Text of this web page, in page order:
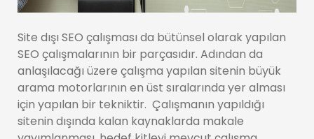
Site dışı SEO çalışması da bütünsel olarak yapılan
SEO çalışmalarının bir parçasıdır. Adından da
anlaşılacağı üzere çalışma yapılan sitenin büyük
arama motorlarının en üst sıralarında yer alması
için yapılan bir tekniktir. Çalışmanın yapıldığı
sitenin dışında kalan kaynaklarda makale